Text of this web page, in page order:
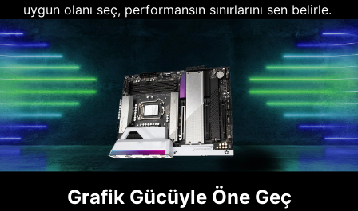
uygun olanı seç, performansın sınırlarını sen belirle.
Grafik Gücüyle Öne Geç